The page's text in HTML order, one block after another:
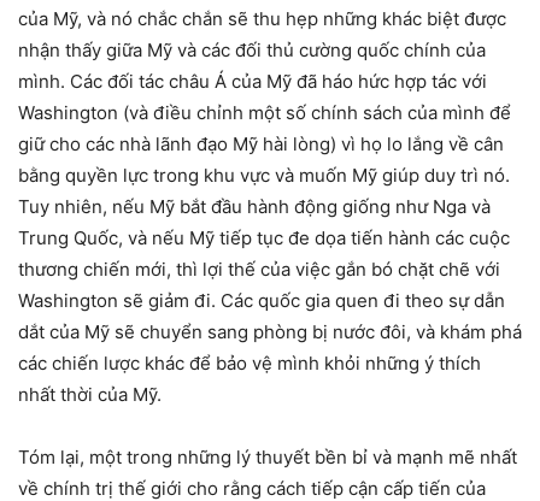
của Mỹ, và nó chắc chắn sẽ thu hẹp những khác biệt được
nhận thấy giữa Mỹ và các đối thủ cường quốc chính của
mình. Các đối tác châu Á của Mỹ đã háo hức hợp tác với
Washington (và điều chỉnh một số chính sách của mình để
giữ cho các nhà lãnh đạo Mỹ hài lòng) vì họ lo lắng về cân
bằng quyền lực trong khu vực và muốn Mỹ giúp duy trì nó.
Tuy nhiên, nếu Mỹ bắt đầu hành động giống như Nga và
Trung Quốc, và nếu Mỹ tiếp tục đe dọa tiến hành các cuộc
thương chiến mới, thì lợi thế của việc gắn bó chặt chẽ với
Washington sẽ giảm đi. Các quốc gia quen đi theo sự dẫn
dắt của Mỹ sẽ chuyển sang phòng bị nước đôi, và khám phá
các chiến lược khác để bảo vệ mình khỏi những ý thích
nhất thời của Mỹ.
Tóm lại, một trong những lý thuyết bền bỉ và mạnh mẽ nhất
về chính trị thế giới cho rằng cách tiếp cận cấp tiến của